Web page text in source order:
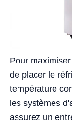
Pour
de placer le
température
les systèmes
assurez un